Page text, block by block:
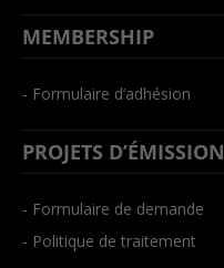
MEMBERSHIP
- Formulaire d’adhésion
PROJETS D’ÉMISSION
- Formulaire de demande
- Politique de traitement